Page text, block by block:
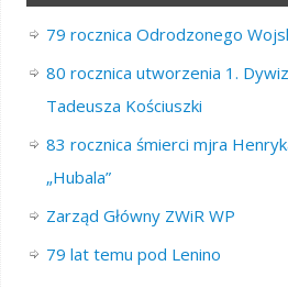
79 rocznica Odrodzonego
80 rocznica utworzenia 1.
Tadeusza Kościuszki
83 rocznica śmierci mjra
„Hubala”
Zarząd Główny ZWiR WP
79 lat temu pod Lenino